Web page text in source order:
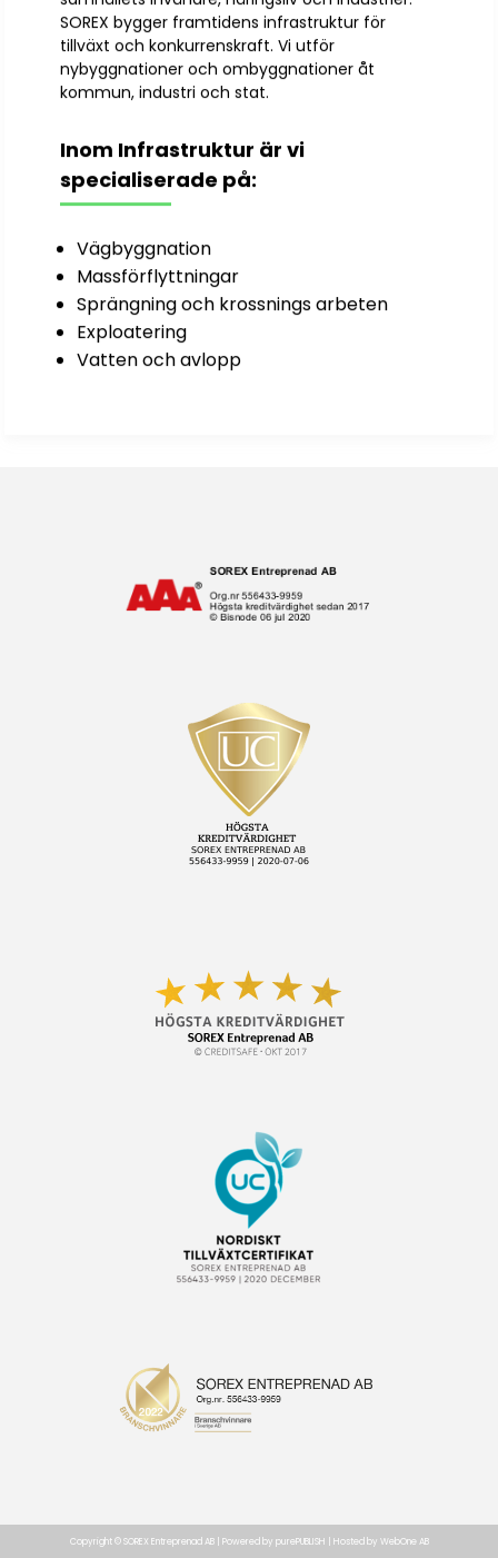
SOREX bygger framtidens infrastruktur för
tillväxt och konkurrenskraft. Vi utför
nybyggnationer och ombyggnationer åt
kommun, industri och stat.
Inom Infrastruktur är vi
specialiserade på:
Vägbyggnation
Massförflyttningar
Sprängning och krossnings arbeten
Exploatering
Vatten och avlopp
Copyright © SOREX Entreprenad AB | Powered by purePUBLISH | Hosted by WebOne AB